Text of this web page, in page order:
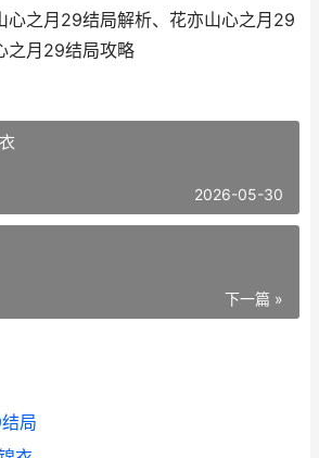
心之月29结局解析、花亦山心之月29
之月29结局攻略
2026-05-30
下一篇 »
局